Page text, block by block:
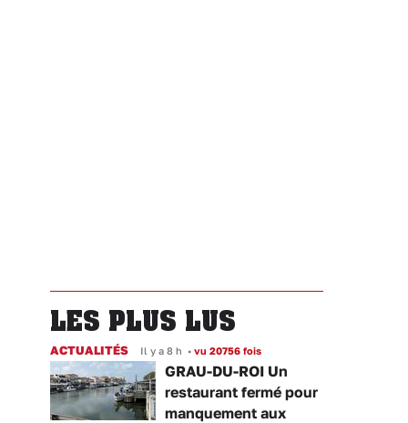
LES PLUS LUS
ACTUALITÉS Il y a 8 h • vu 20756 fois
GRAU-DU-ROI Un
restaurant fermé pour
manquement aux